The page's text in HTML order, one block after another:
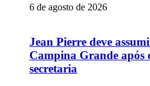
6 de agosto de 2026
Jean Pierre deve
Campina Grande
secretaria